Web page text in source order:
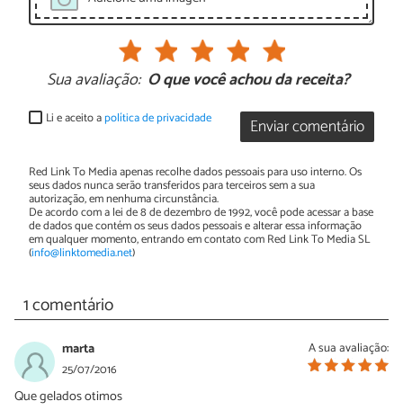
Sua avaliação: O que você achou da receita?
Enviar comentário
Li e aceito apolítica de privacidade
Red Link To Media apenas recolhe dados pessoais para uso interno. Os
seus dados nunca serão transferidos para terceiros sem a sua
autorização, em nenhuma circunstância.
De acordo com a lei de 8 de dezembro de 1992, você pode acessar a base
de dados que contém os seus dados pessoais e alterar essa informação
em qualquer momento, entrando em contato com Red Link To Media SL
(info@linktomedia.net)
1 comentário
A sua avaliação:
marta
25/07/2016
Que gelados otimos